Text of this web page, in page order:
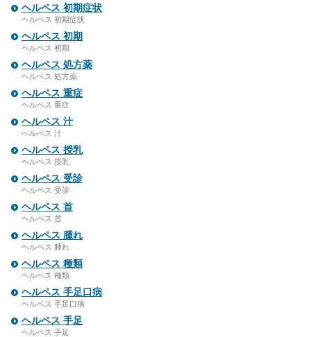
ヘルペス 初期症状
ヘルペス 初期症状
ヘルペス 初期
ヘルペス 初期
ヘルペス 処方薬
ヘルペス 処方薬
ヘルペス 重症
ヘルペス 重症
ヘルペス 汁
ヘルペス 汁
ヘルペス 授乳
ヘルペス 授乳
ヘルペス 受診
ヘルペス 受診
ヘルペス 首
ヘルペス 首
ヘルペス 腫れ
ヘルペス 腫れ
ヘルペス 種類
ヘルペス 種類
ヘルペス 手足口病
ヘルペス 手足口病
ヘルペス 手足
ヘルペス 手足